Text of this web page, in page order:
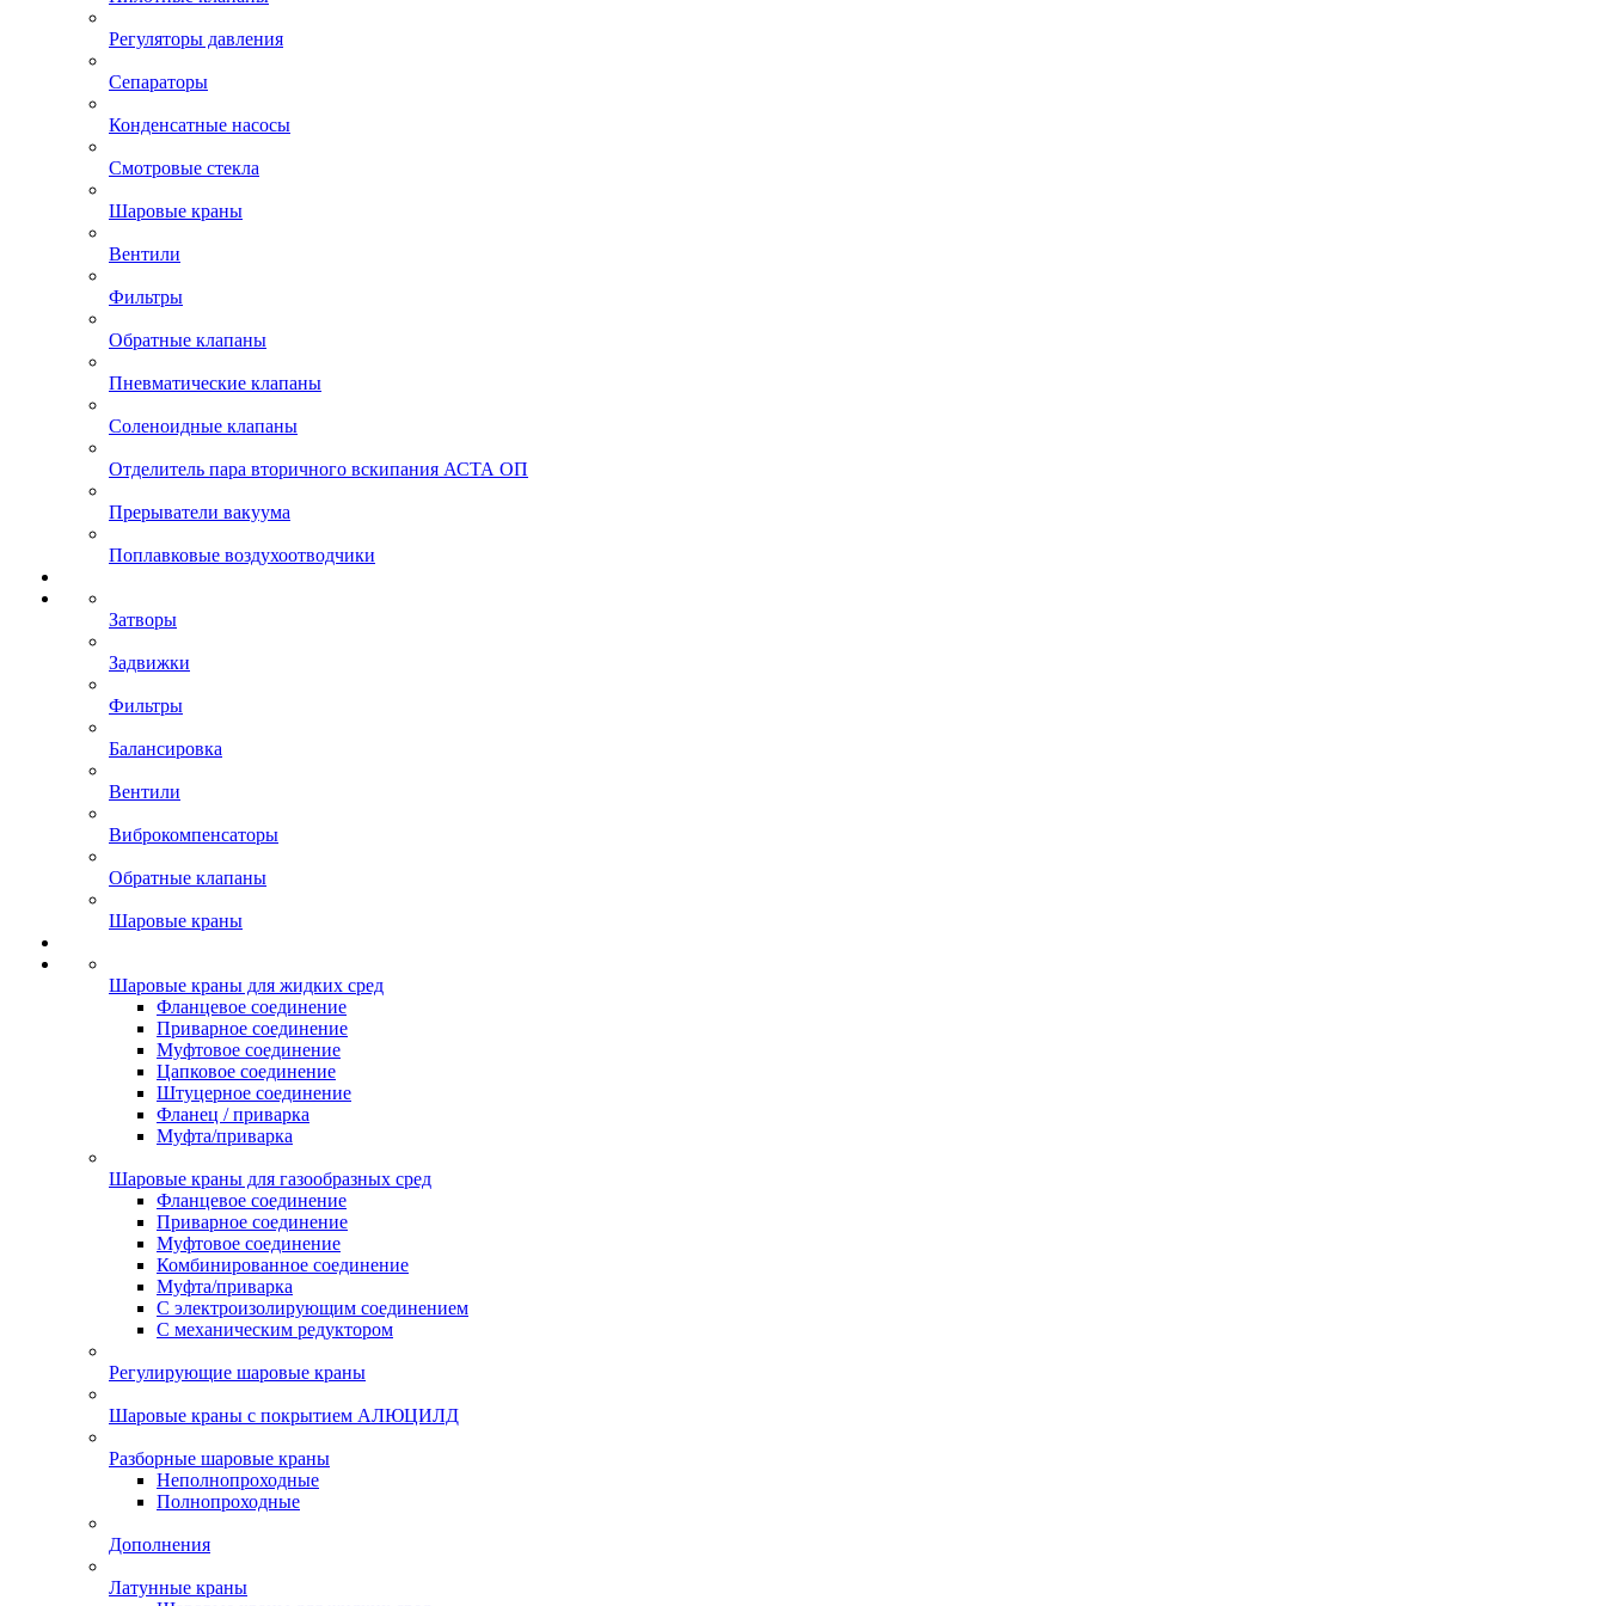
Регуляторы давления
Сепараторы
Конденсатные насосы
Смотровые стекла
Шаровые краны
Вентили
Фильтры
Обратные клапаны
Пневматические клапаны
Соленоидные клапаны
Отделитель пара вторичного вскипания АСТА ОП
Прерыватели вакуума
Поплавковые воздухоотводчики
Затворы
Задвижки
Фильтры
Балансировка
Вентили
Виброкомпенсаторы
Обратные клапаны
Шаровые краны
Шаровые краны для жидких сред
Фланцевое соединение
Приварное соединение
Муфтовое соединение
Цапковое соединение
Штуцерное соединение
Фланец / приварка
Муфта/приварка
Шаровые краны для газообразных сред
Фланцевое соединение
Приварное соединение
Муфтовое соединение
Комбинированное соединение
Муфта/приварка
С электроизолирующим соединением
С механическим редуктором
Регулирующие шаровые краны
Шаровые краны с покрытием АЛЮЦИЛД
Разборные шаровые краны
Неполнопроходные
Полнопроходные
Дополнения
Латунные краны